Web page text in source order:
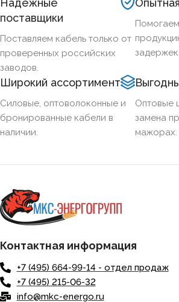
поставщики
Поставляем кабель только от
проверенных российских
заводов.
задержек.
Широкий ассортимент
Силовые, оптоволоконные и
бронированные кабели в
наличии.
Оптовые
замена
мажорах.
Контактная информация
+7 (495) 664-99-14 - отдел продаж
+7 (495) 215-06-32
info@mkc-energo.ru